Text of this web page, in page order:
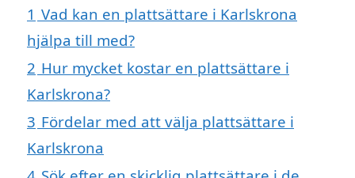
1 Vad kan en plattsättare i Karlskrona
hjälpa till med?
2 Hur mycket kostar en plattsättare i
Karlskrona?
3 Fördelar med att välja plattsättare i
Karlskrona